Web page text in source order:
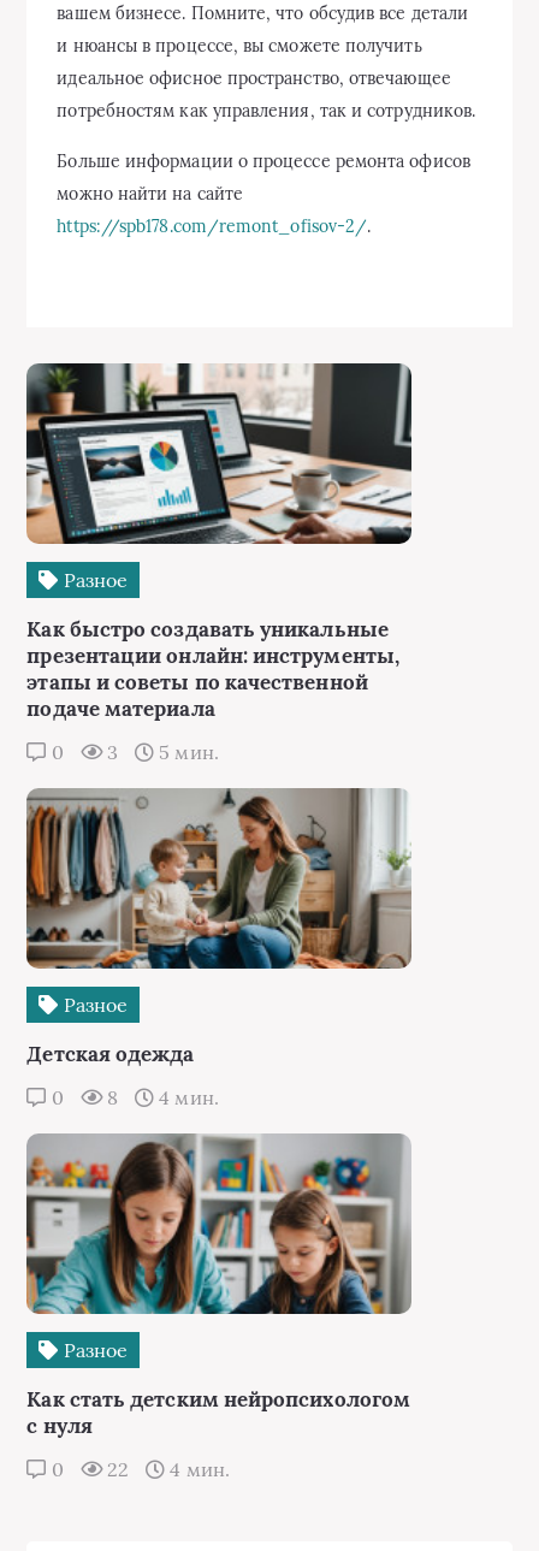
вашем бизнесе. Помните, что обсудив все детали
и нюансы в процессе, вы сможете получить
идеальное офисное пространство, отвечающее
потребностям как управления, так и сотрудников.
Больше информации о процессе ремонта офисов
можно найти на сайте
https://spb178.com/remont_ofisov-2/.
Разное
Как быстро создавать уникальные
презентации онлайн: инструменты,
этапы и советы по качественной
подаче материала
0 3 5 мин.
Разное
Детская одежда
0 8 4 мин.
Разное
Как стать детским нейропсихологом
с нуля
0 22 4 мин.